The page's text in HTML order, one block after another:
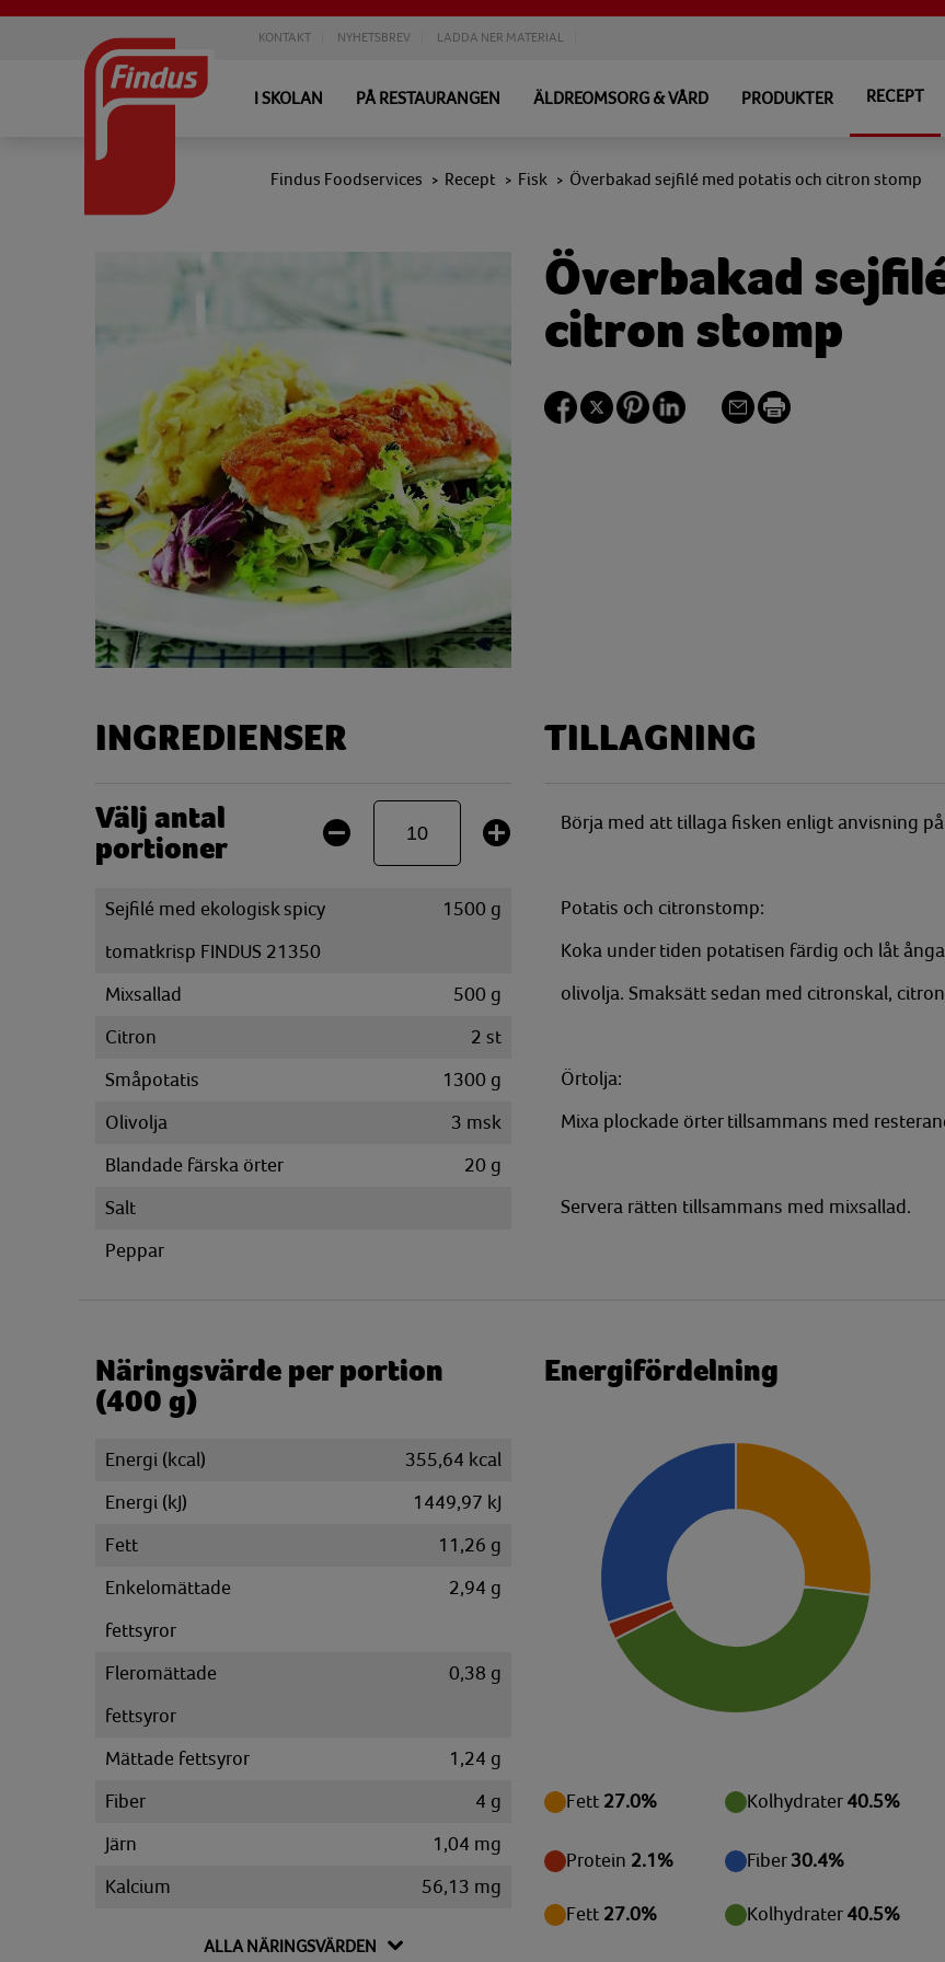
KONTAKT NYHETSBREV LADDA NER MATERIAL
I SKOLAN PÅ RESTAURANGEN ÄLDREOMSORG & VÅRD PRODUKTER RECEPT
Findus Foodservices > Recept > Fisk > Överbakad sejfilé med potatis och citron stomp
Överbakad
citron stomp
INGREDIENSER
Välj antal
portioner
Sejfilé med ekologisk spicy
tomatkrisp FINDUS 21350
1500 g
Mixsallad 500 g
Citron
2 st
Småpotatis
1300 g
Olivolja
3 msk
Blandade färska örter
20 g
Salt
Peppar
TILLAGNING
Börja med att tillaga fisken enligt anvisning
Potatis och citronstomp:
Koka under tiden potatisen färdig och låt
olivolja. Smaksätt sedan med citronskal,
Örtolja:
Mixa plockade örter tillsammans med
Servera rätten tillsammans med mixsallad.
Näringsvärde per portion
(400 g)
Energi (kcal)
355,64 kcal
Energi (kJ)
1449,97 kJ
Fett
11,26 g
Enkelomättade
fettsyror
2,94 g
Fleromättade
fettsyror
0,38 g
Mättade fettsyror
1,24 g
Fiber
4 g
Järn
1,04 mg
Kalcium
56,13 mg
ALLA NÄRINGSVÄRDEN
Energifördelning
Fett 27.0% Kolhydrater 40.5%
Protein 2.1% Fiber 30.4%
Fett 27.0% Kolhydrater 40.5%